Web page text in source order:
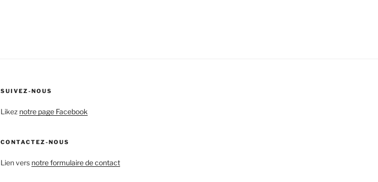
SUIVEZ-NOUS
Likez notre page Facebook
CONTACTEZ-NOUS
Lien vers notre formulaire de contact